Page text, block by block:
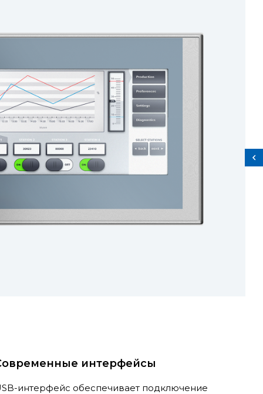
интерфейсы
интерфейс обеспечивает подключение